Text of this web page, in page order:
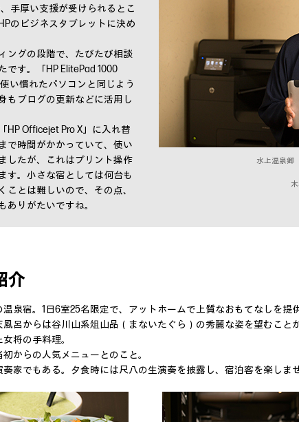
手厚い支援が受けられるとこ
のビジネスタブレットに決め
ングの段階で、たびたび相談
です。「HP ElitePad 1000
い慣れたパソコンと同じよう
もブログの更新などに活用し
HP Officejet Pro X」に入れ替
で時間がかかっていて、使い
したが、これはプリント操作
す。小さな宿としては何台も
とは難しいので、その点、
ありがたいですね。
水上温泉
介
泉宿。1日6室25名限定で、アットホームで上質なおもてなしを
呂からは谷川山系俎山品（まないたぐら）の秀麗な姿を望むこと
将の手料理。
からの人気メニューとのこと。
家でもある。夕食時には尺八の生演奏を披露し、宿泊客を楽しま